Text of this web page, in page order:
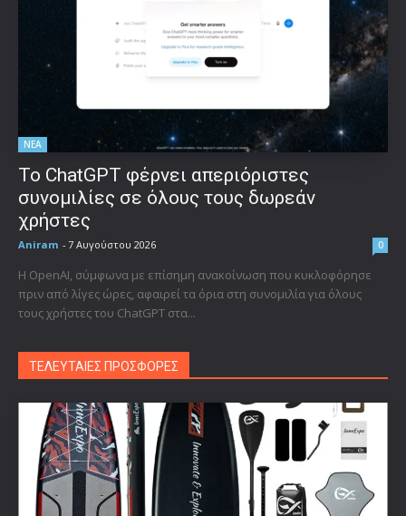
ΝΕΑ
Το ChatGPT φέρνει απεριόριστες
συνομιλίες σε όλους τους δωρεάν
χρήστες
Aniram - 7 Αυγούστου 2026 0
Η OpenAI, σύμφωνα με επίσημη ανακοίνωση που κυκλοφόρησε
πριν από λίγες ώρες, αφαιρεί τα όρια στη συνομιλία για όλους
τους χρήστες του ChatGPT στα...
ΤΕΛΕΥΤΑΙΕΣ ΠΡΟΣΦΟΡΕΣ